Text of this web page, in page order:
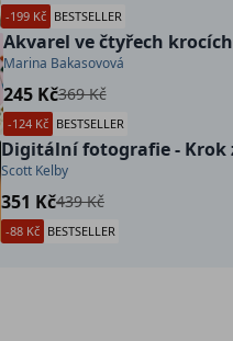
-199 Kč BESTSELLER
Akvarel ve čtyřech krocích
Marina Bakasovová
245 Kč369 Kč
-124 Kč BESTSELLER
Scott Kelby
351 Kč439 Kč
-88 Kč BESTSELLER